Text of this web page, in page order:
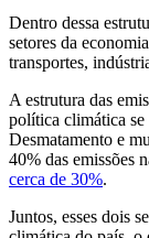
Dentro dessa
setores da
transportes,
A estrutura das
política climática se
Desmatamento e
40% das emissões
cerca de 30%.
Juntos, esses dois